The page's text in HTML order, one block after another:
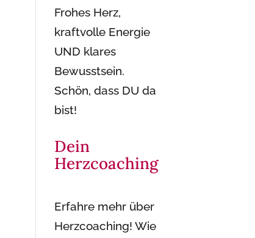
Frohes Herz,
kraftvolle Energie
UND klares
Bewusstsein.
Schön, dass DU da
bist!
Dein
Herzcoaching
Erfahre mehr über
Herzcoaching! Wie